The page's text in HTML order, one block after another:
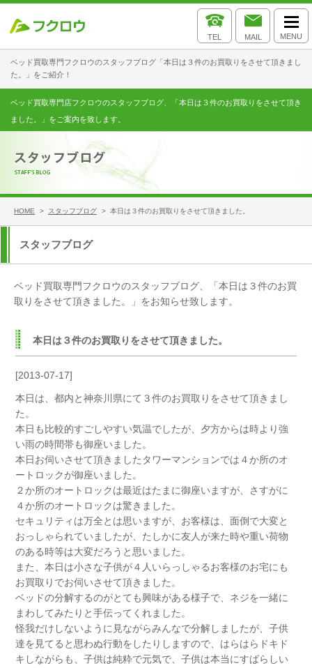
ベッド買取専門フクロウのスタッフブログ「本日は３件のお買取りをさせて頂きまし
た。」をご紹介！
TEL MAIL MENU
ベッド買取専門店フクロウのスタッフブログ、「本日は３件のお買取りをさせて頂き
ました。」をご案内を致します。
HOME > スタッフブログ > 本日は３件のお買取りをさせて頂きました。
スタッフブログ
ベッド買取専門フクロウのスタッフブログ、「本日は３件のお買
取りをさせて頂きました。」をお知らせ致します。
本日は３件のお買取りをさせて頂きました。
[2013-07-17]
本日は、都内と神奈川県にて３件のお買取りをさせて頂きまし
た。
本日も比較的すごしやすい気温でしたが、夕方からは時より強
い雨の時間帯も御座いました。
本日お伺いさせて頂きましたタワーマンションでは４か所のオ
ートロックが御座いました。
２か所のオートロックは最近はたまに御座いますが、さすがに
４か所のオートロックは驚きました。
セキュリティは万全とは思いますが、お客様は、面倒で大変と
おっしゃられていましたが、たしかに友人が来た時や重い荷物
のある時等は大変だろうと思いました。
また、本日は小さな子供が４人いらっしゃるお客様のお宅にも
お買取りでお伺いさせて頂きました。
ベッドの分解するのがとても興味がある様子で、ネジを一緒に
まわしてみたりと手伝ってくれました。
怪我だけしないように見ながらみんなで分解しましたが、子供
達を見てると思わぬ行動をしたりしますので、はらはらドキド
キしながらも、子供は純粋で元気で、子供は本当にすばらしい